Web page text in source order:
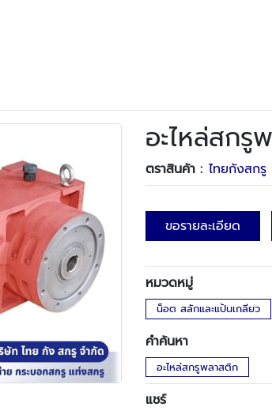
อะไหล่สกรู
ตราสินค้า : ไทยกังสกรู
ขอรายละเอียด
หมวดหมู่
น็อต สลักและแป้นเกลียว
คำค้นหา
อะไหล่สกรูพลาสติก
แชร์